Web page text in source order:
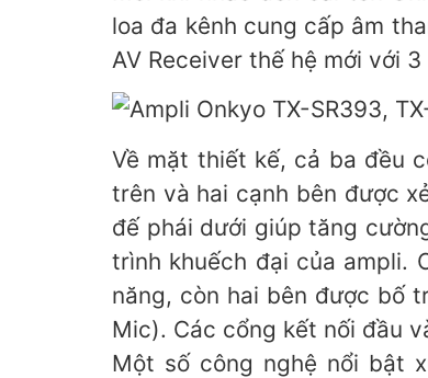
loa đa kênh cung cấp âm
AV Receiver thế hệ mới với
Về mặt thiết kế, cả ba đều
trên và hai cạnh bên được
đế phái dưới giúp tăng
trình khuếch đại của ampli.
năng, còn hai bên được bố
Mic). Các cổng kết nối đầu
Một số công nghệ nổi bật